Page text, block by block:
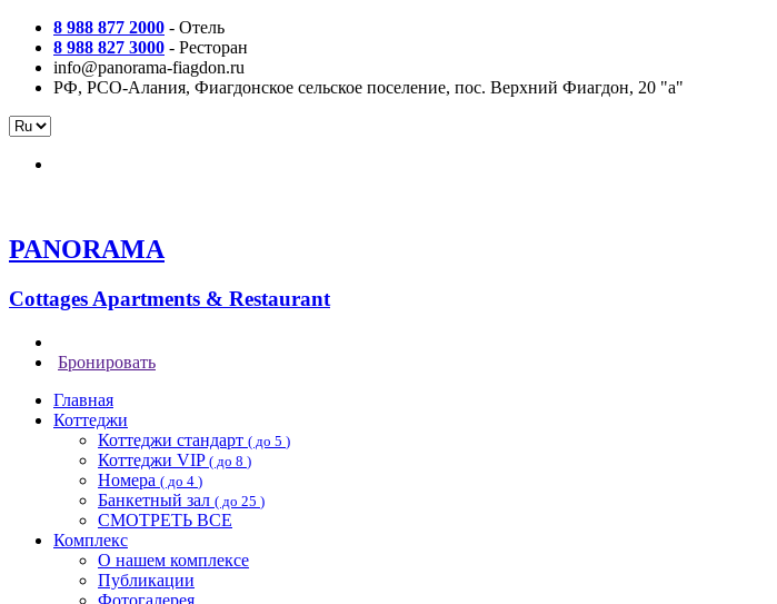
8 988 877 2000 - Отель
8 988 827 3000 - Ресторан
info@panorama-fiagdon.ru
РФ, РСО-Алания, Фиагдонское сельское поселение, пос. Верхний Фиагдон, 20 "а"
PANORAMA
Сottages Apartments & Restaurant
Бронировать
Главная
Коттеджи
Коттеджи стандарт ( до 5 )
Коттеджи VIP ( до 8 )
Номера ( до 4 )
Банкетный зал ( до 25 )
СМОТРЕТЬ ВСЕ
Комплекс
О нашем комплексе
Публикации
Фотогалерея